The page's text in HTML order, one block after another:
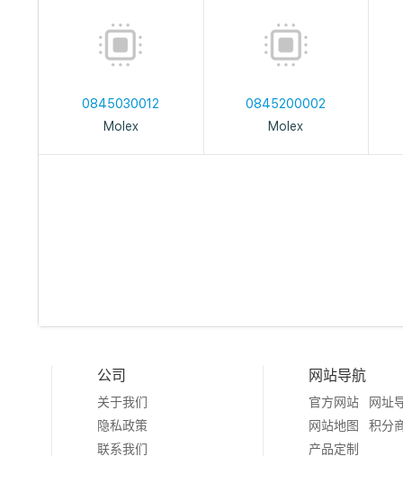
0845030012
Molex
0845200002
Molex
公司
关于我们
隐私政策
联系我们
网站导航
官方网站
网址
网站地图
积分
产品定制